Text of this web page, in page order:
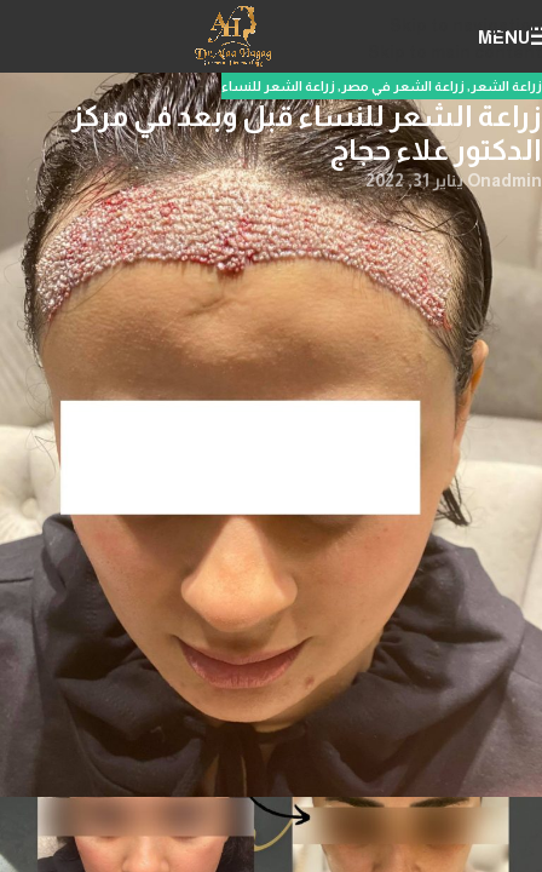
Skip to navigation
MENU
زراعة الشعر , زراعة الشعر في مصر , زراعة الشعر للنساء
زراعة الشعر للنساء قبل وبعد في مركز
الدكتور علاء حجاج
adminOn يناير 31, 2022
زراعة الشعر للنساء قبل وبعد، يعد الشعر من أبرز علامة الجمال لدى
النساء تحديداً ويكون جزء هام جدا لا يتجزأ من شخصية المرأة ، وهناك الكثير
من النساء يعانون من مشاكل كثيرة للشعر أهمها مشكلة تساقط الشعر
بشكل كبير، ويبحثون عن طرق حديثة ومتطورة لعلاج ذلك المشكلة بعد
استخدام الكثير من المستحضرات المهمة للشعر والمنتجات الطبيعية
وبعض الأدوية التي تعمل على تعزز نمو الشعر ولم يحصلون على النتائج
المطلوبة والقضاء على المشكلة، بعد ذلك يلجؤوا إلى الطب التجميلي التي
أصبحت منتشرة فى الفترة الأخيرة فوجدوا زراعة الشعر الأمثل لعلاج
تساقط الشعر في اسرع وقت ،لذلك سوف أقدم لكم كافة المعلومات عن
زراعة الشعر للنساء قبل وبعد تابع معنا.
زراعة الشعر للنساء قبل وبعد